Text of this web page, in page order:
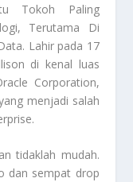
Tokoh Paling
Terutama Di
Lahir pada 17
di kenal luas
Corporation,
menjadi salah
tidaklah mudah.
dan sempat drop